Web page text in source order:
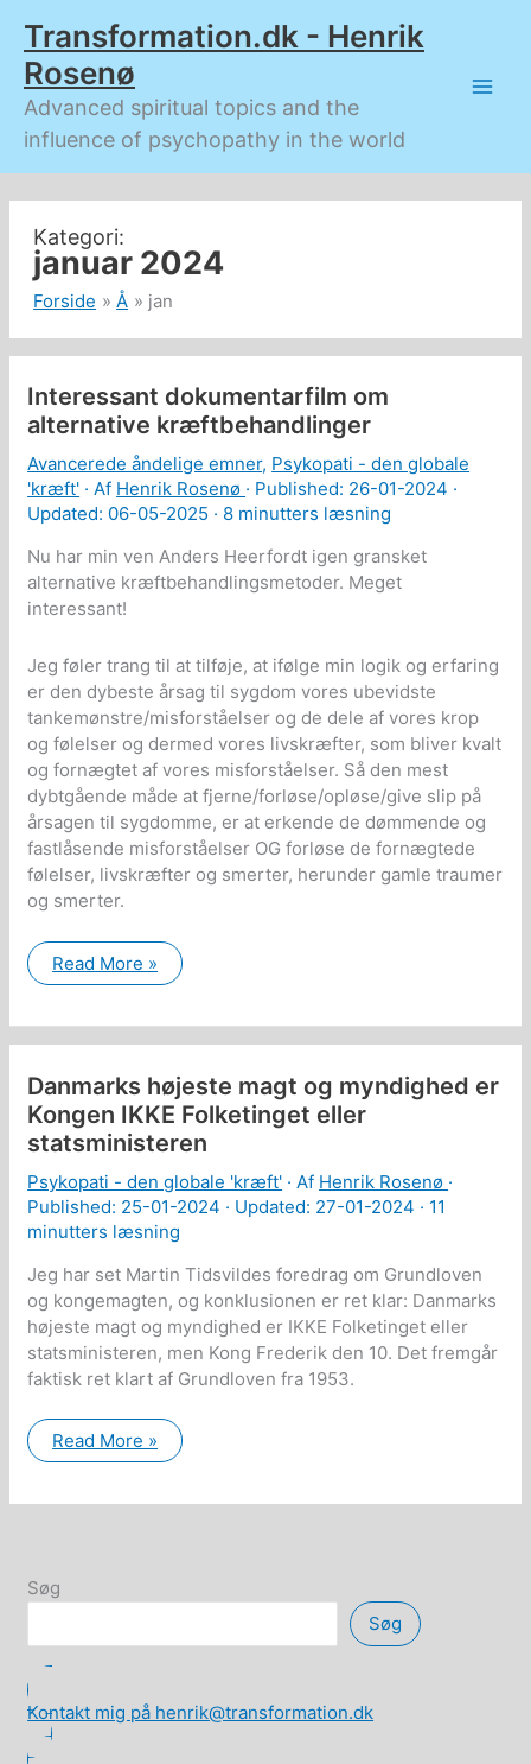
indholdet
Transformation.dk - Henrik
Rosenø
Advanced spiritual topics and the
influence of psychopathy in the world
januar 2024
Forside Å jan
Interessant dokumentarfilm om
alternative kræftbehandlinger
Avancerede åndelige emner, Psykopati - den globale
'kræft' · Af Henrik Rosenø · Published: 26-01-2024 ·
Updated: 06-05-2025 · 8 minutters læsning
Nu har min ven Anders Heerfordt igen gransket
alternative kræftbehandlingsmetoder. Meget
interessant!
Jeg føler trang til at tilføje, at ifølge min logik og erfaring
er den dybeste årsag til sygdom vores ubevidste
tankemønstre/misforståelser og de dele af vores krop
og følelser og dermed vores livskræfter, som bliver kvalt
og fornægtet af vores misforståelser. Så den mest
dybtgående måde at fjerne/forløse/opløse/give slip på
årsagen til sygdomme, er at erkende de dømmende og
fastlåsende misforståelser OG forløse de fornægtede
følelser, livskræfter og smerter, herunder gamle traumer
og smerter.
Interessant
dokumentarfilm
kræftbehandlinger
Read More »
Danmarks højeste magt og myndighed er
Kongen IKKE Folketinget eller
statsministeren
Psykopati - den globale 'kræft' · Af Henrik Rosenø ·
Published: 25-01-2024 · Updated: 27-01-2024 · 11
minutters læsning
Jeg har set Martin Tidsvildes foredrag om Grundloven
og kongemagten, og konklusionen er ret klar: Danmarks
højeste magt og myndighed er IKKE Folketinget eller
statsministeren, men Kong Frederik den 10. Det fremgår
faktisk ret klart af Grundloven fra 1953.
Danmarks
højeste
myndighed
Folketinget
eller
Read More »
Søg
Søg
Kontakt mig på henrik@transformation.dk